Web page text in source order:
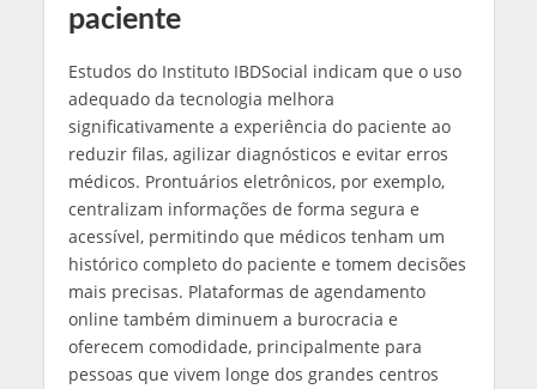
paciente
Estudos do Instituto IBDSocial indicam que o uso
adequado da tecnologia melhora
significativamente a experiência do paciente ao
reduzir filas, agilizar diagnósticos e evitar erros
médicos. Prontuários eletrônicos, por exemplo,
centralizam informações de forma segura e
acessível, permitindo que médicos tenham um
histórico completo do paciente e tomem decisões
mais precisas. Plataformas de agendamento
online também diminuem a burocracia e
oferecem comodidade, principalmente para
pessoas que vivem longe dos grandes centros